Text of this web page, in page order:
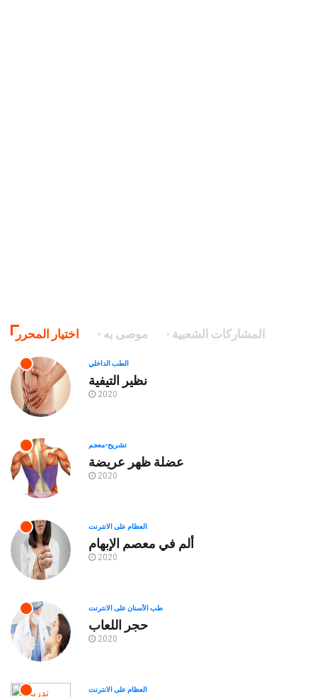
اختيار المحرر موصى به المشاركات الشعبية
الطب الداخلي
نظير التيفية
2020
تشريح-معجم
عضلة ظهر عريضة
2020
العظام على الانترنت
ألم في معصم الإبهام
2020
طب الأسنان على الانترنت
حجر اللعاب
2020
العظام على الانترنت